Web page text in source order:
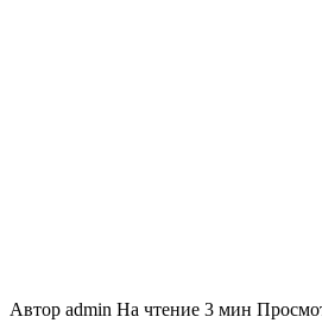
Автор admin На чтение 3 мин